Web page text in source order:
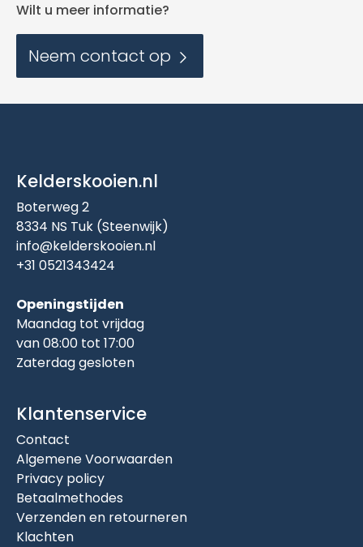
Wilt u meer informatie?
Neem contact op
Kelderskooien.nl
Boterweg 2
8334 NS Tuk (Steenwijk)
info@kelderskooien.nl
+31 0521343424
Openingstijden
Maandag tot vrijdag
van 08:00 tot 17:00
Zaterdag gesloten
Klantenservice
Contact
Algemene Voorwaarden
Privacy policy
Betaalmethodes
Verzenden en retourneren
Klachten